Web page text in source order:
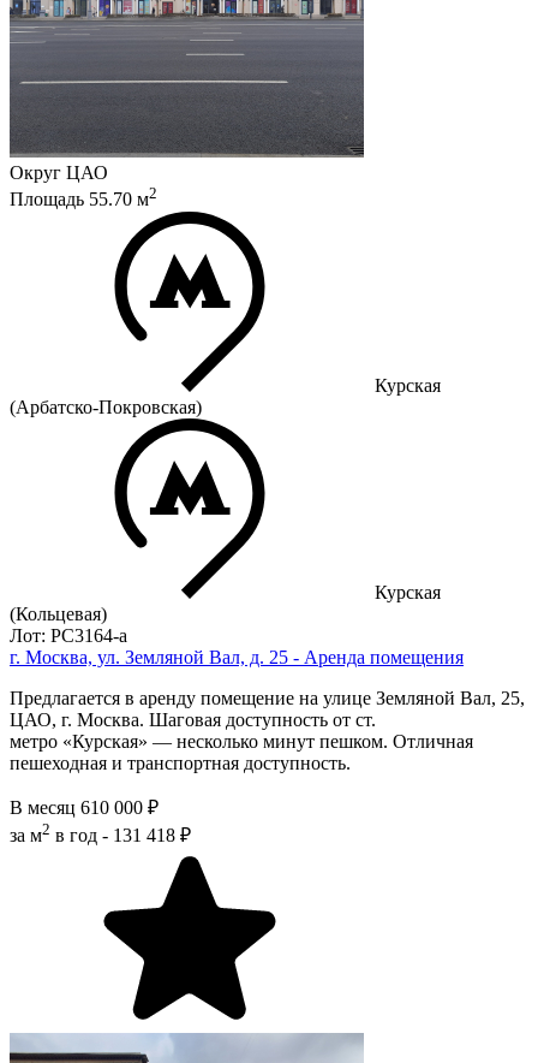
Округ ЦАО
Площадь 55.70 м2
Курская
(Арбатско-Покровская)
Курская
(Кольцевая)
Лот: РС3164-a
г. Москва, ул. Земляной Вал, д. 25 - Аренда помещения
Предлагается в аренду помещение на улице Земляной Вал, 25,
ЦАО, г. Москва. Шаговая доступность от ст.
метро «Курская» — несколько минут пешком. Отличная
пешеходная и транспортная доступность.
В месяц 610 000 ₽
за м2 в год - 131 418 ₽